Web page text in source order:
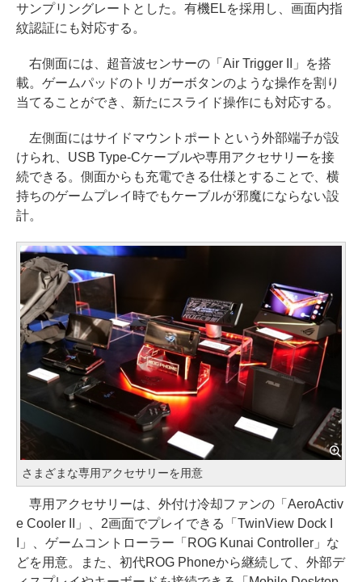
サンプリングレートとした。有機ELを採用し、画面内指
紋認証にも対応する。
右側面には、超音波センサーの「Air Trigger II」を搭
載。ゲームパッドのトリガーボタンのような操作を割り
当てることができ、新たにスライド操作にも対応する。
左側面にはサイドマウントポートという外部端子が設
けられ、USB Type-Cケーブルや専用アクセサリーを接
続できる。側面からも充電できる仕様とすることで、横
持ちのゲームプレイ時でもケーブルが邪魔にならない設
計。
さまざまな専用アクセサリーを用意
専用アクセサリーは、外付け冷却ファンの「AeroActiv
e Cooler II」、2画面でプレイできる「TwinView Dock I
I」、ゲームコントローラー「ROG Kunai Controller」な
どを用意。また、初代ROG Phoneから継続して、外部デ